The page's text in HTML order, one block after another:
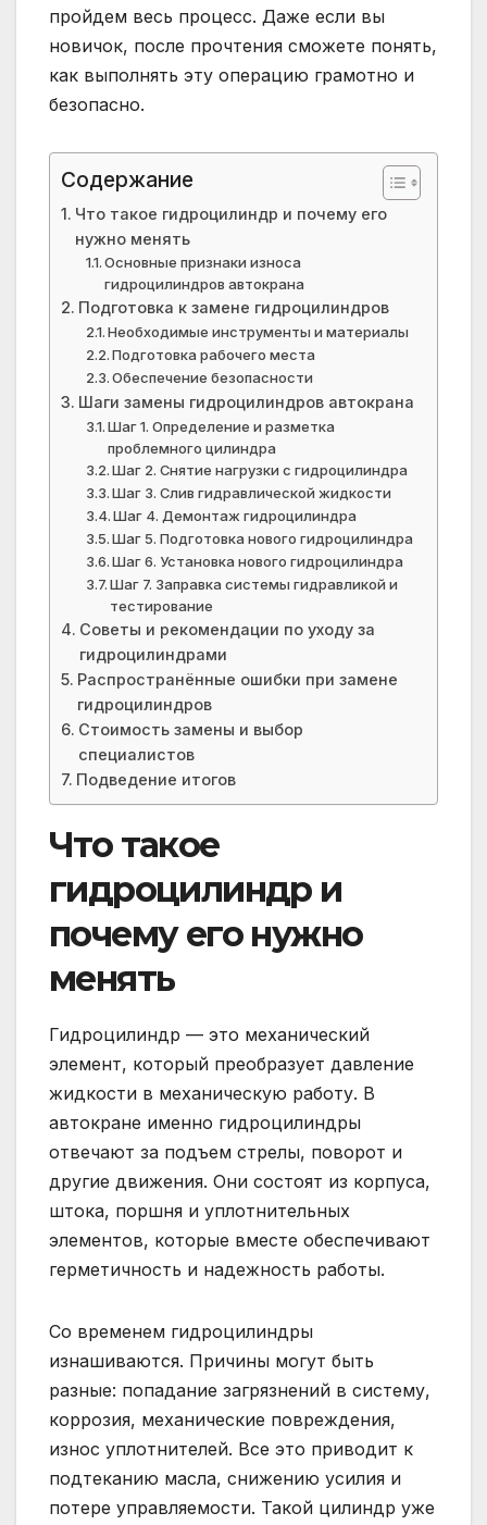
пройдем весь процесс. Даже если вы
новичок, после прочтения сможете понять,
как выполнять эту операцию грамотно и
безопасно.
Содержание
Что такое гидроцилиндр и почему его
нужно менять
Основные признаки износа
гидроцилиндров автокрана
Подготовка к замене гидроцилиндров
Необходимые инструменты и материалы
Подготовка рабочего места
Обеспечение безопасности
Шаги замены гидроцилиндров автокрана
Шаг 1. Определение и разметка
проблемного цилиндра
Шаг 2. Снятие нагрузки с гидроцилиндра
Шаг 3. Слив гидравлической жидкости
Шаг 4. Демонтаж гидроцилиндра
Шаг 5. Подготовка нового гидроцилиндра
Шаг 6. Установка нового гидроцилиндра
Шаг 7. Заправка системы гидравликой и
тестирование
Советы и рекомендации по уходу за
гидроцилиндрами
Распространённые ошибки при замене
гидроцилиндров
Стоимость замены и выбор
специалистов
Подведение итогов
Что такое
гидроцилиндр и
почему его нужно
менять
Гидроцилиндр — это механический
элемент, который преобразует давление
жидкости в механическую работу. В
автокране именно гидроцилиндры
отвечают за подъем стрелы, поворот и
другие движения. Они состоят из корпуса,
штока, поршня и уплотнительных
элементов, которые вместе обеспечивают
герметичность и надежность работы.
Со временем гидроцилиндры
изнашиваются. Причины могут быть
разные: попадание загрязнений в систему,
коррозия, механические повреждения,
износ уплотнителей. Все это приводит к
подтеканию масла, снижению усилия и
потере управляемости. Такой цилиндр уже